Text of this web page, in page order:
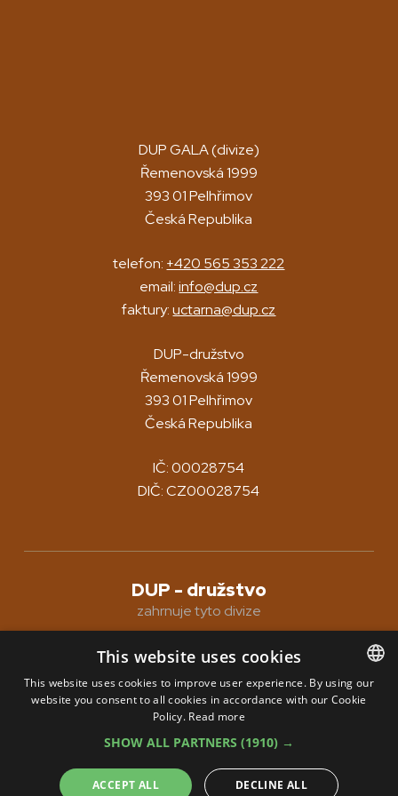
DUP GALA (divize)
Řemenovská 1999
393 01 Pelhřimov
Česká Republika
telefon: +420 565 353 222
email:info@dup.cz
faktury:uctarna@dup.cz
DUP-družstvo
Řemenovská 1999
393 01 Pelhřimov
Česká Republika
IČ: 00028754
DIČ: CZ00028754
DUP - družstvo
zahrnuje tyto divize
DUP KOVONový Rychnov
DUP GALAPelhřimov
Pivovar POUTNÍKPelhřimov
CZECH
GERMAN
This website uses cookies
This website uses cookies to improve user experience. By using our
website you consent to all cookies in accordance with our Cookie
Policy. Read more
SHOW ALL PARTNERS (1910) →
ACCEPT ALL DECLINE ALL